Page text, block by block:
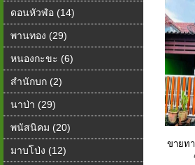
ดอนหัวฬ่อ (14)
พานทอง (29)
หนองกะขะ (6)
สำนักบก (2)
นาป่า (29)
พนัสนิคม (20)
มาบโป่ง (12)
ขายท